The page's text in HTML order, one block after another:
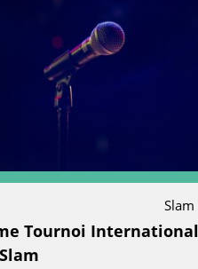
Slam
Tournoi International